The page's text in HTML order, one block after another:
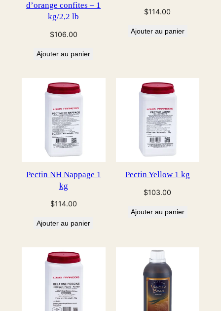
d’orange confites – 1
kg/2,2 lb
$106.00
Ajouter au panier
$114.00
Ajouter au panier
Pectin NH Nappage 1
kg
$114.00
Ajouter au panier
Pectin Yellow 1 kg
$103.00
Ajouter au panier